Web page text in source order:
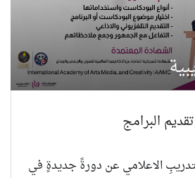
البرامج
الاعلامي عن دورةً جديدةٍ في